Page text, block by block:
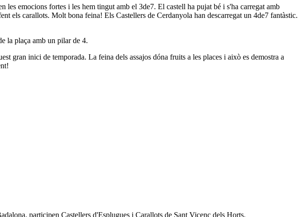
les emocions fortes i les hem tingut amb el 3de7. El castell ha pujat bé i s'ha carregat amb
els carallots. Molt bona feina! Els Castellers de Cerdanyola han descarregat un 4de7 fantàstic.
la plaça amb un pilar de 4.
gran inici de temporada. La feina dels assajos dóna fruits a les places i això es demostra a
participen Castellers d'Esplugues i Carallots de Sant Vicenç dels Horts.